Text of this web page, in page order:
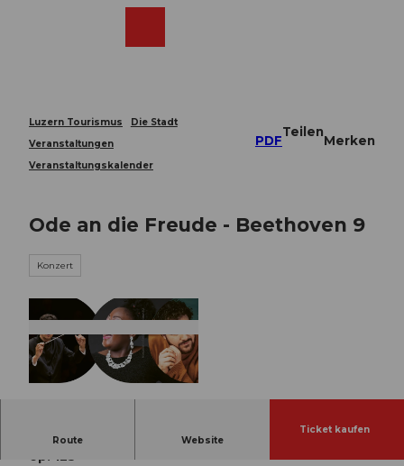
Luzern Tourismus
Die Stadt
Veranstaltungen
Veranstaltungskalender
PDF
Teilen
Merken
Ode an die Freude - Beethoven 9
Konzert
Route Website
Ticket kaufen
Ludwig van Beethoven - Sinfonie Nr. 9 in d-Moll,
op. 125